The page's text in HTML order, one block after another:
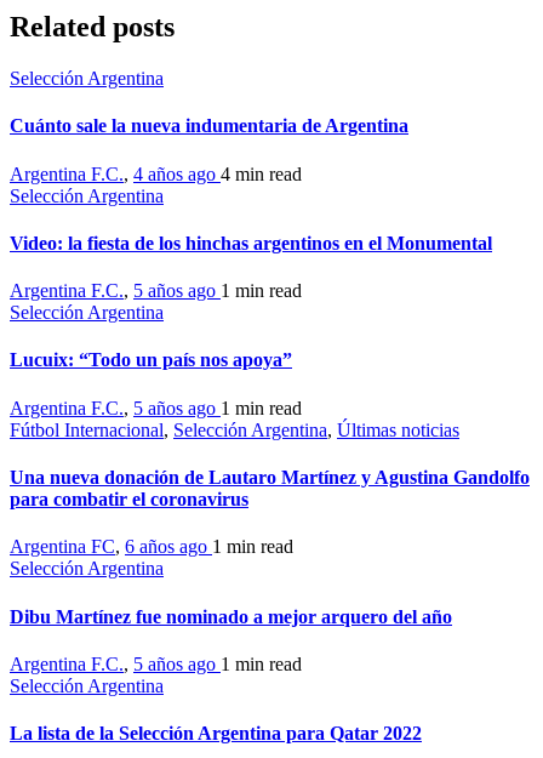
Related posts
Selección Argentina
Cuánto sale la nueva indumentaria de Argentina
Argentina F.C., 4 años ago 4 min read
Selección Argentina
Video: la fiesta de los hinchas argentinos en el Monumental
Argentina F.C., 5 años ago 1 min read
Selección Argentina
Lucuix: “Todo un país nos apoya”
Argentina F.C., 5 años ago 1 min read
Fútbol Internacional, Selección Argentina, Últimas noticias
Una nueva donación de Lautaro Martínez y Agustina Gandolfo
para combatir el coronavirus
Argentina FC, 6 años ago 1 min read
Selección Argentina
Dibu Martínez fue nominado a mejor arquero del año
Argentina F.C., 5 años ago 1 min read
Selección Argentina
La lista de la Selección Argentina para Qatar 2022